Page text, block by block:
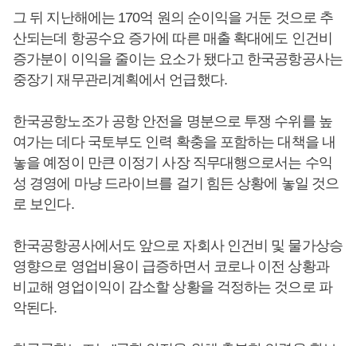
그 뒤 지난해에는 170억 원의 순이익을 거둔 것으로 추
산되는데 항공수요 증가에 따른 매출 확대에도 인건비
증가분이 이익을 줄이는 요소가 됐다고 한국공항공사는
중장기 재무관리계획에서 언급했다.
한국공항노조가 공항 안전을 명분으로 투쟁 수위를 높
여가는 데다 국토부도 인력 확충을 포함하는 대책을 내
놓을 예정이 만큰 이정기 사장 직무대행으로서는 수익
성 경영에 마냥 드라이브를 걸기 힘든 상황에 놓일 것으
로 보인다.
한국공항공사에서도 앞으로 자회사 인건비 및 물가상승
영향으로 영업비용이 급증하면서 코로나 이전 상황과
비교해 영업이익이 감소할 상황을 걱정하는 것으로 파
악된다.